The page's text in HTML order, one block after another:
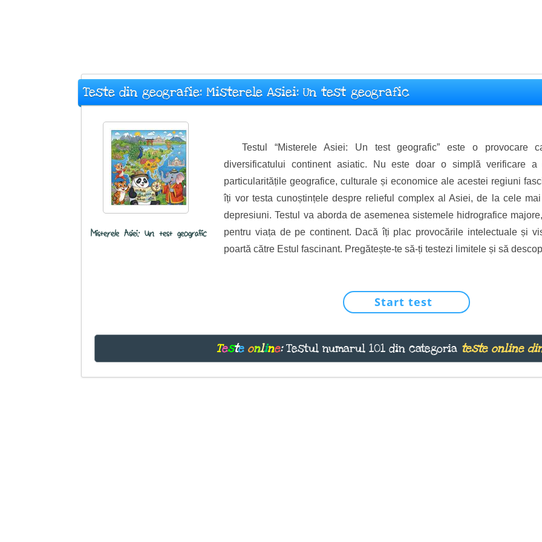
Teste din geografie: Misterele Asiei: Un test geografic
Misterele Asiei: Un test geografic
Testul “Misterele Asiei: Un test geografic” este o provocare
diversificatului continent asiatic. Nu este doar o simplă verificare
particularitățile geografice, culturale și economice ale acestei regiuni
îți vor testa cunoștințele despre relieful complex al Asiei, de la cele
depresiuni. Testul va aborda de asemenea sistemele hidrografice
pentru viața de pe continent. Dacă îți plac provocările intelectuale și
poartă către Estul fascinant. Pregătește-te să-ți testezi limitele și să
Start test
Teste online:Testul numarul 101 din categoria teste online